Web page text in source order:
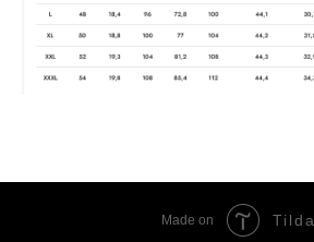
Made on Tilda